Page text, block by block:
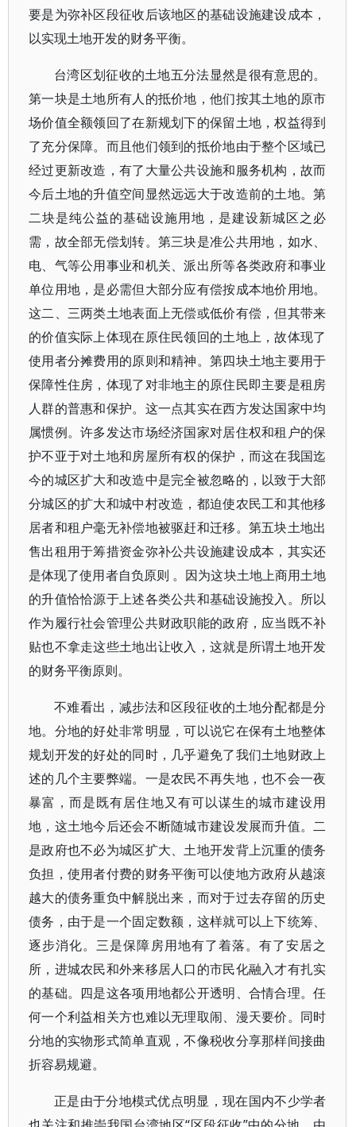
要是为弥补区段征收后该地区的基础设施建设成本，
以实现土地开发的财务平衡。
台湾区划征收的土地五分法显然是很有意思的。
第一块是土地所有人的抵价地，他们按其土地的原市
场价值全额领回了在新规划下的保留土地，权益得到
了充分保障。而且他们领到的抵价地由于整个区域已
经过更新改造，有了大量公共设施和服务机构，故而
今后土地的升值空间显然远远大于改造前的土地。第
二块是纯公益的基础设施用地，是建设新城区之必
需，故全部无偿划转。第三块是准公共用地，如水、
电、气等公用事业和机关、派出所等各类政府和事业
单位用地，是必需但大部分应有偿按成本地价用地。
这二、三两类土地表面上无偿或低价有偿，但其带来
的价值实际上体现在原住民领回的土地上，故体现了
使用者分摊费用的原则和精神。第四块土地主要用于
保障性住房，体现了对非地主的原住民即主要是租房
人群的普惠和保护。这一点其实在西方发达国家中均
属惯例。许多发达市场经济国家对居住权和租户的保
护不亚于对土地和房屋所有权的保护，而这在我国迄
今的城区扩大和改造中是完全被忽略的，以致于大部
分城区的扩大和城中村改造，都迫使农民工和其他移
居者和租户毫无补偿地被驱赶和迁移。第五块土地出
售出租用于筹措资金弥补公共设施建设成本，其实还
是体现了使用者自负原则 。因为这块土地上商用土地
的升值恰恰源于上述各类公共和基础设施投入。所以
作为履行社会管理公共财政职能的政府，应当既不补
贴也不拿走这些土地出让收入，这就是所谓土地开发
的财务平衡原则。
不难看出，减步法和区段征收的土地分配都是分
地。分地的好处非常明显，可以说它在保有土地整体
规划开发的好处的同时，几乎避免了我们土地财政上
述的几个主要弊端。一是农民不再失地，也不会一夜
暴富，而是既有居住地又有可以谋生的城市建设用
地，这土地今后还会不断随城市建设发展而升值。二
是政府也不必为城区扩大、土地开发背上沉重的债务
负担，使用者付费的财务平衡可以使地方政府从越滚
越大的债务重负中解脱出来，而对于过去存留的历史
债务，由于是一个固定数额，这样就可以上下统筹、
逐步消化。三是保障房用地有了着落。有了安居之
所，进城农民和外来移居人口的市民化融入才有扎实
的基础。四是这各项用地都公开透明、合情合理。任
何一个利益相关方也难以无理取闹、漫天要价。同时
分地的实物形式简单直观，不像税收分享那样间接曲
折容易规避。
正是由于分地模式优点明显，现在国内不少学者